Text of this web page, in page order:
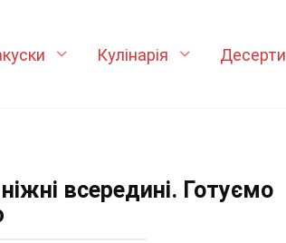
Кулінарія Десерти
всередині. Готуємо